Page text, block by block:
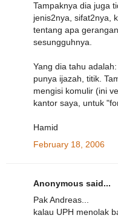
Tampaknya dia juga
jenis2nya, sifat2nya,
tentang apa
sesungguhnya.
Yang dia tahu
punya ijazah, titik.
mengisi komulir (ini
kantor saya, untuk
Hamid
February 18, 2006
Anonymous said...
Pak Andreas...
kalau UPH menolak